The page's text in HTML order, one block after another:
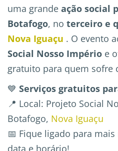
uma grande ação social
Botafogo, no terceiro e
Nova Iguaçu . O evento
Social Nosso Império e
gratuito para quem sofre
💙 Serviços gratuitos
📍 Local: Projeto Social
Botafogo, Nova Iguaçu
📅 Fique ligado para
data e horário!